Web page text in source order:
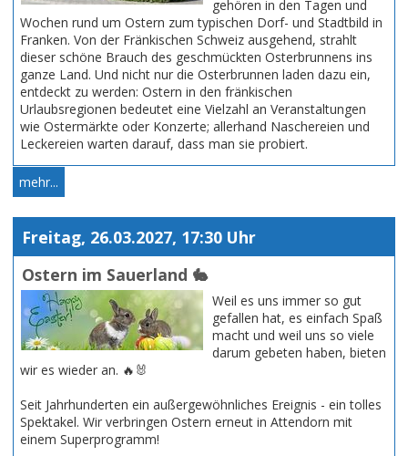
gehören in den Tagen und
Wochen rund um Ostern zum typischen Dorf- und Stadtbild in
Franken. Von der Fränkischen Schweiz ausgehend, strahlt
dieser schöne Brauch des geschmückten Osterbrunnens ins
ganze Land. Und nicht nur die Osterbrunnen laden dazu ein,
entdeckt zu werden: Ostern in den fränkischen
Urlaubsregionen bedeutet eine Vielzahl an Veranstaltungen
wie Ostermärkte oder Konzerte; allerhand Naschereien und
Leckereien warten darauf, dass man sie probiert.
mehr...
Freitag, 26.03.2027, 17:30 Uhr
Ostern im Sauerland 🐇
Weil es uns immer so gut
gefallen hat, es einfach Spaß
macht und weil uns so viele
darum gebeten haben, bieten
wir es wieder an. 🔥🐰
Seit Jahrhunderten ein außergewöhnliches Ereignis - ein tolles
Spektakel. Wir verbringen Ostern erneut in Attendorn mit
einem Superprogramm!